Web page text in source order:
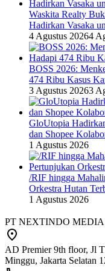
Waskita Realty
Hadirkan Vasaka
4 Agustus 20264
BOSS 2026:
474 Ribu Kasus
3 Agustus 20263
GloUtopia
dan Shopee
1 Agustus 2026
/RIF hingga
Orkestra Hutan
1 Agustus 2026
PT NEXTINDO MEDIA
AD Premier 9th floor, Jl
Minggu, Jakarta Selatan